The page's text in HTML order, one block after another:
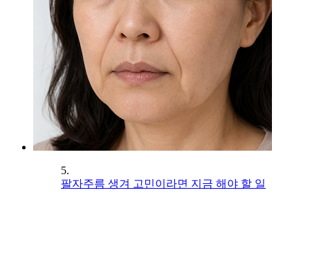
5.
팔자주름 생겨 고민이라면 지금 해야 할 일